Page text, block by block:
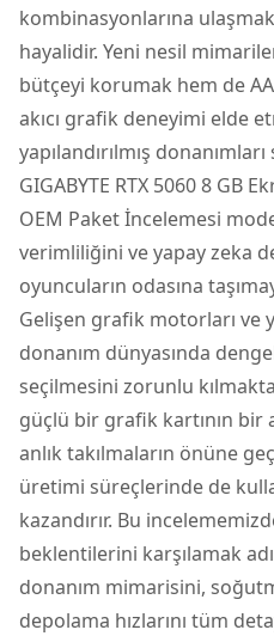
kombinasyonlarına
hayalidir. Yeni nesil
bütçeyi korumak hem de
akıcı grafik deneyimi elde
yapılandırılmış
GIGABYTE RTX 5060 8 GB
OEM Paket İncelemesi
verimliliğini ve yapay zeka
oyuncuların odasına
Gelişen grafik motorları ve
donanım dünyasında
seçilmesini zorunlu
güçlü bir grafik kartının bir
anlık takılmaların önüne
üretimi süreçlerinde de
kazandırır. Bu
beklentilerini karşılamak
donanım mimarisini,
depolama hızlarını tüm